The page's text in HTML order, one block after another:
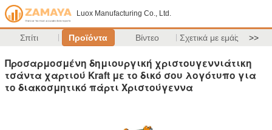
Luox Manufacturing Co., Ltd.
Σπίτι Προϊόντα Βίντεο Σχετικά με εμάς >>
Προσαρμοσμένη δημιουργική χριστουγεννιάτικη
τσάντα χαρτιού Kraft με το δικό σου λογότυπο για
το διακοσμητικό πάρτι Χριστούγεννα